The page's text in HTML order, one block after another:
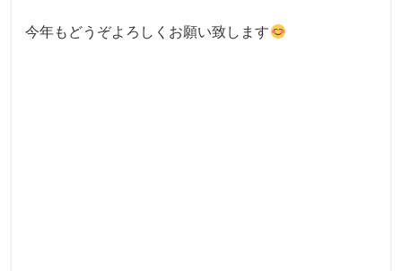
今年もどうぞよろしくお願い致します